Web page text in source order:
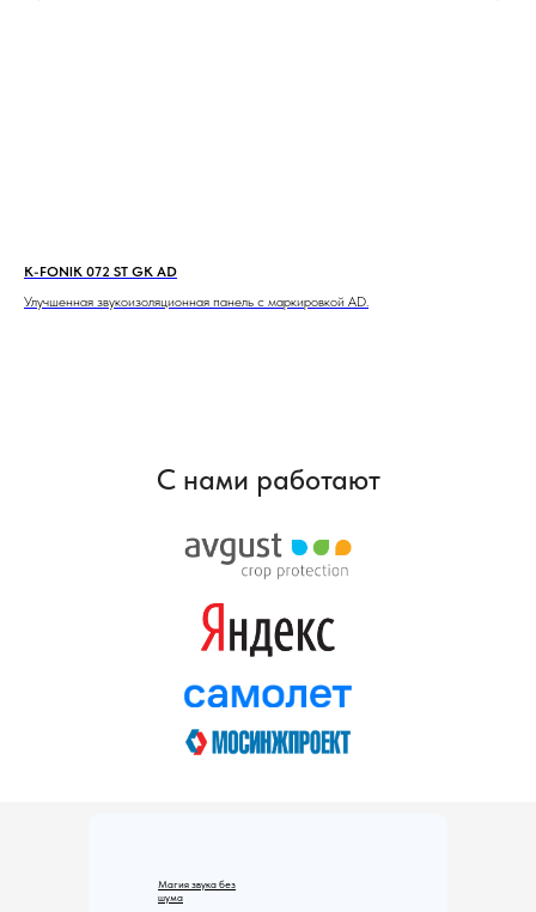
K-FONIK 072 ST GK AD
Улучшенная звукоизоляционная панель с маркировкой AD.
С нами работают
Магия звука без
шума